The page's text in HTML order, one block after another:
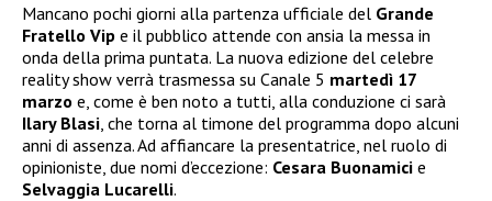
Mancano pochi giorni alla partenza ufficiale del Grande
Fratello Vip e il pubblico attende con ansia la messa in
onda della prima puntata. La nuova edizione del celebre
reality show verrà trasmessa su Canale 5 martedì 17
marzo e, come è ben noto a tutti, alla conduzione ci sarà
Ilary Blasi , che torna al timone del programma dopo alcuni
anni di assenza. Ad affiancare la presentatrice, nel ruolo di
opinioniste, due nomi d’eccezione: Cesara Buonamici e
Selvaggia Lucarelli.